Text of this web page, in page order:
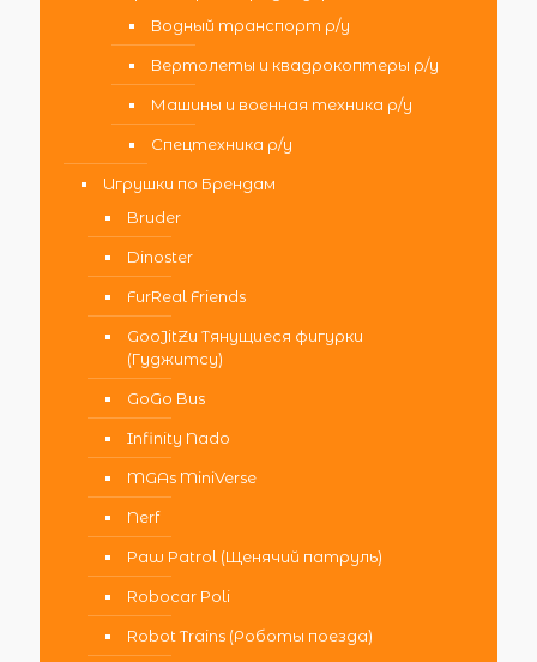
Водный транспорт р/у
Вертолеты и квадрокоптеры р/у
Машины и военная техника р/у
Спецтехника р/у
Игрушки по Брендам
Bruder
Dinoster
FurReal Friends
GooJitZu Тянущиеся фигурки
(Гуджитсу)
GoGo Bus
Infinity Nado
MGAs MiniVerse
Nerf
Paw Patrol (Щенячий патруль)
Robocar Poli
Robot Trains (Роботы поезда)